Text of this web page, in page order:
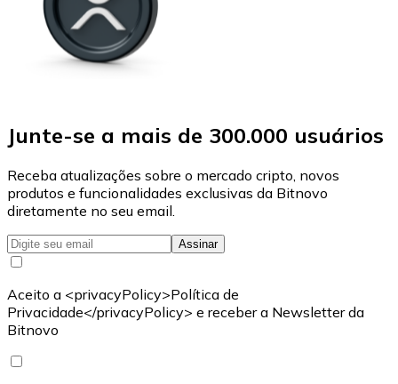
Junte-se a mais de 300.000 usuários
Receba atualizações sobre o mercado cripto, novos
produtos e funcionalidades exclusivas da Bitnovo
diretamente no seu email.
Assinar
Aceito a <privacyPolicy>Política de
Privacidade</privacyPolicy> e receber a Newsletter da
Bitnovo